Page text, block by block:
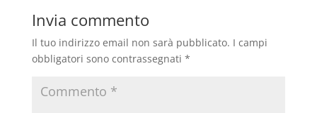
Invia commento
Il tuo indirizzo email non sarà pubblicato. I campi
obbligatori sono contrassegnati *